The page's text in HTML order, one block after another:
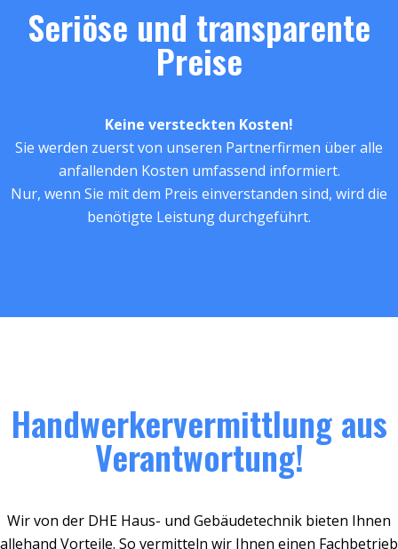
Seriöse und transparente
Preise
Keine versteckten Kosten!
Sie werden zuerst von unseren Partnerfirmen über alle
anfallenden Kosten umfassend informiert.
Nur, wenn Sie mit dem Preis einverstanden sind, wird die
benötigte Leistung durchgeführt.
Handwerkervermittlung aus
Verantwortung!
Wir von der DHE Haus- und Gebäudetechnik bieten Ihnen
allehand Vorteile. So vermitteln wir Ihnen einen Fachbetrieb